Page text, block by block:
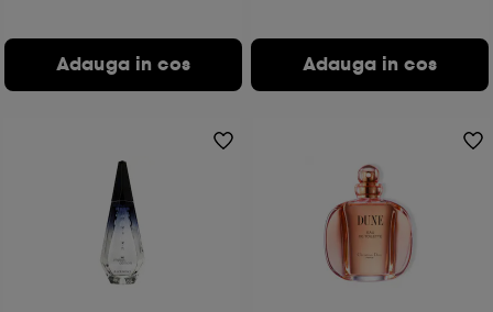
Adauga in cos Adauga in cos